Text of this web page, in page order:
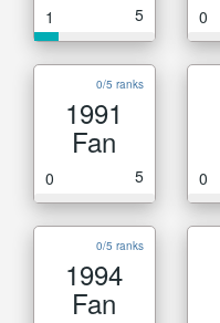
1 5 0
0/5 ranks
1991
Fan
0 5 0
0/5 ranks
1994
Fan